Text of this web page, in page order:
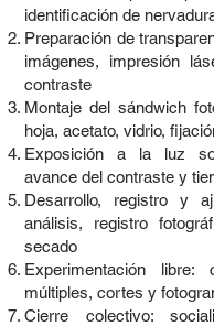
identificación de
Preparación de
imágenes, impresión
contraste
Montaje del sándwich
hoja, acetato, vidrio,
Exposición a la luz
avance del contraste y
Desarrollo, registro y
análisis, registro
secado
Experimentación libre:
múltiples, cortes y
Cierre colectivo: